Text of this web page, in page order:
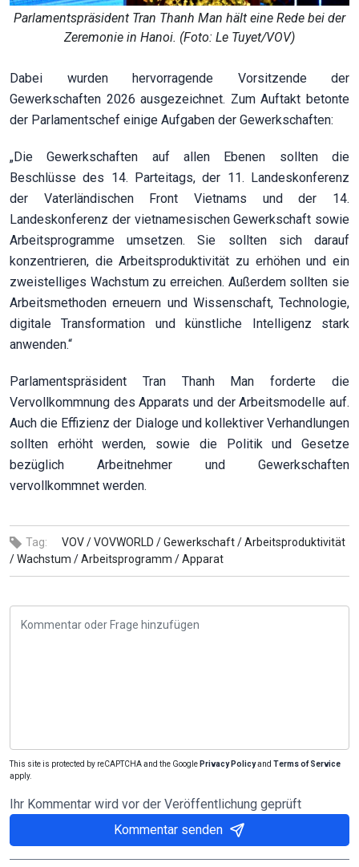
Parlamentspräsident Tran Thanh Man hält eine Rede bei der
Zeremonie in Hanoi. (Foto: Le Tuyet/VOV)
Dabei wurden hervorragende Vorsitzende der
Gewerkschaften 2026 ausgezeichnet. Zum Auftakt betonte
der Parlamentschef einige Aufgaben der Gewerkschaften:
„Die Gewerkschaften auf allen Ebenen sollten die
Beschlüsse des 14. Parteitags, der 11. Landeskonferenz
der Vaterländischen Front Vietnams und der 14.
Landeskonferenz der vietnamesischen Gewerkschaft sowie
Arbeitsprogramme umsetzen. Sie sollten sich darauf
konzentrieren, die Arbeitsproduktivität zu erhöhen und ein
zweistelliges Wachstum zu erreichen. Außerdem sollten sie
Arbeitsmethoden erneuern und Wissenschaft, Technologie,
digitale Transformation und künstliche Intelligenz stark
anwenden.“
Parlamentspräsident Tran Thanh Man forderte die
Vervollkommnung des Apparats und der Arbeitsmodelle auf.
Auch die Effizienz der Dialoge und kollektiver Verhandlungen
sollten erhöht werden, sowie die Politik und Gesetze
bezüglich Arbeitnehmer und Gewerkschaften
vervollkommnet werden.
Tag: VOV /VOVWORLD /Gewerkschaft /Arbeitsproduktivität
/Wachstum /Arbeitsprogramm /Apparat
This site is protected by reCAPTCHA and the Google Privacy Policyand Terms of Service
apply.
Ihr Kommentar wird vor der Veröffentlichung geprüft
Kommentar senden